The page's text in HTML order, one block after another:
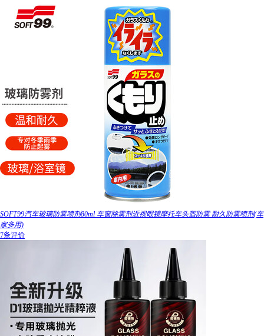
SOFT99汽车玻璃防雾喷剂80ml 车窗除雾剂近视眼镜摩托车头盔防雾 耐久防雾喷剂(车
家多用)
7条评价